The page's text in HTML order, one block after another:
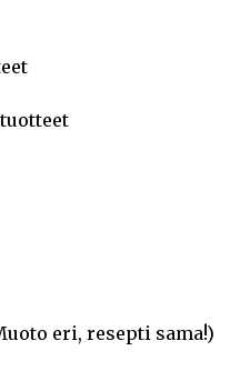
! (27.9.2023)
(28.12.2022)
(17.10.2022)
(21.1.2022)
(13.1.2022)
eri, resepti sama!)